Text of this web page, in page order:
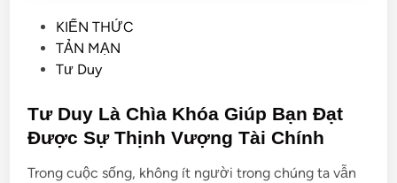
KIẾN THỨC
TẢN MẠN
Tư Duy
Tư Duy Là Chìa Khóa Giúp Bạn Đạt
Được Sự Thịnh Vượng Tài Chính
Trong cuộc sống, không ít người trong chúng ta vẫn